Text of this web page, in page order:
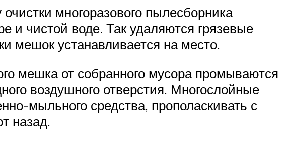
многоразового пылесборника
и чистой воде. Так удаляются грязевые
мешок устанавливается на место.
мешка от собранного мусора промываются
воздушного отверстия. Многослойные
мыльного средства, прополаскивать с
назад.